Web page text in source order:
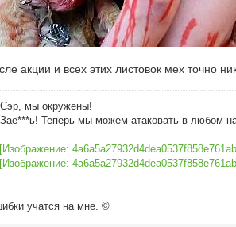
акции и всех этих листовок мех точно
мы окружены!
Теперь мы можем атаковать в любом
учатся на мне. ©